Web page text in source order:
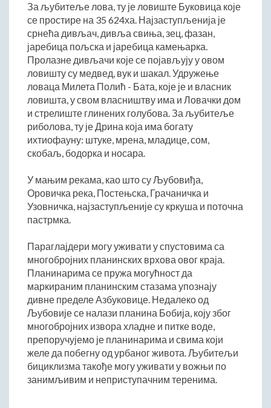
Јавна предузећа
ДРУШТВО
Образовање
Здравствена заштита
Културни живот
Социјална заштита
Спорт
Удружењa
Државна управа и администрација
ГАЛЕРИЈА
Љубовија
Љубовија некад
ВЕСТИ
ТУРИЗАМ
Соко град
Римски мост
Кањон Трешњице
Мали и Велики град
Мачков камен
За љубитеље лова, ту је ловиште Буковица које
се простире на 35 624ха. Најзаступљенија је
срнећа дивљач, дивља свиња, зец, фазан,
јаребица пољска и јаребица камењарка.
Пролазне дивљачи које се појављују у овом
ловишту су медвед, вук и шакал. Удружење
ловаца Милета Полић - Бата, које је и власник
ловишта, у свом власништву има и Ловачки дом
и стрелиште глинених голубова. За љубитеље
риболова, ту је Дрина која има богату
ихтиофауну: штуке, мрена, младице, сом,
скобаљ, бодорка и носара.
У мањим рекама, као што су Љубовиђа,
Оровичка река, Постењска, Грачаничка и
Узовничка, најзаступљеније су кркуша и поточна
пастрмка.
Параглајдери могу уживати у спустовима са
многобројних планинских врхова овог краја.
Планинарима се пружа могућност да
маркираним планинским стазама упознају
дивне пределе Азбуковице. Недалеко од
Љубовије се налази планина Бобија, коју због
многобројних извора хладне и питке воде,
препоручујемо је планинарима и свима који
желе да побегну од урбаног живота. Љубитељи
бициклизма такође могу уживати у вожњи по
занимљивим и неприступачним теренима.